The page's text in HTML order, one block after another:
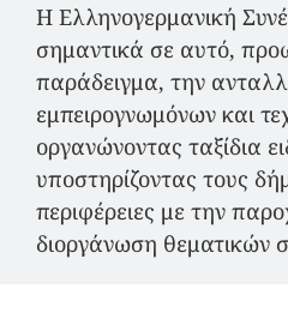
Η Ελληνογερμανική
σημαντικά σε αυτό,
παράδειγμα, την
εμπειρογνωμόνων και
οργανώνοντας ταξίδια
υποστηρίζοντας τους
περιφέρειες με την
διοργάνωση θεματικών